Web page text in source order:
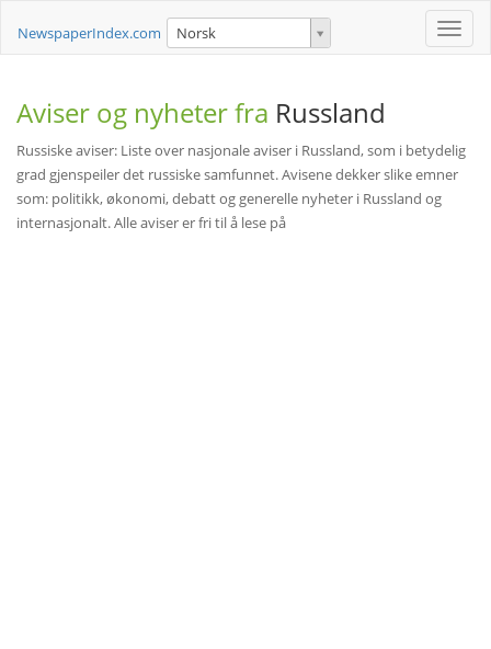
Toggle
NewspaperIndex.com Norsk
Aviser og nyheter fra Russland
Russiske aviser: Liste over nasjonale aviser i Russland, som i betydelig
grad gjenspeiler det russiske samfunnet. Avisene dekker slike emner
som: politikk, økonomi, debatt og generelle nyheter i Russland og
internasjonalt. Alle aviser er fri til å lese på